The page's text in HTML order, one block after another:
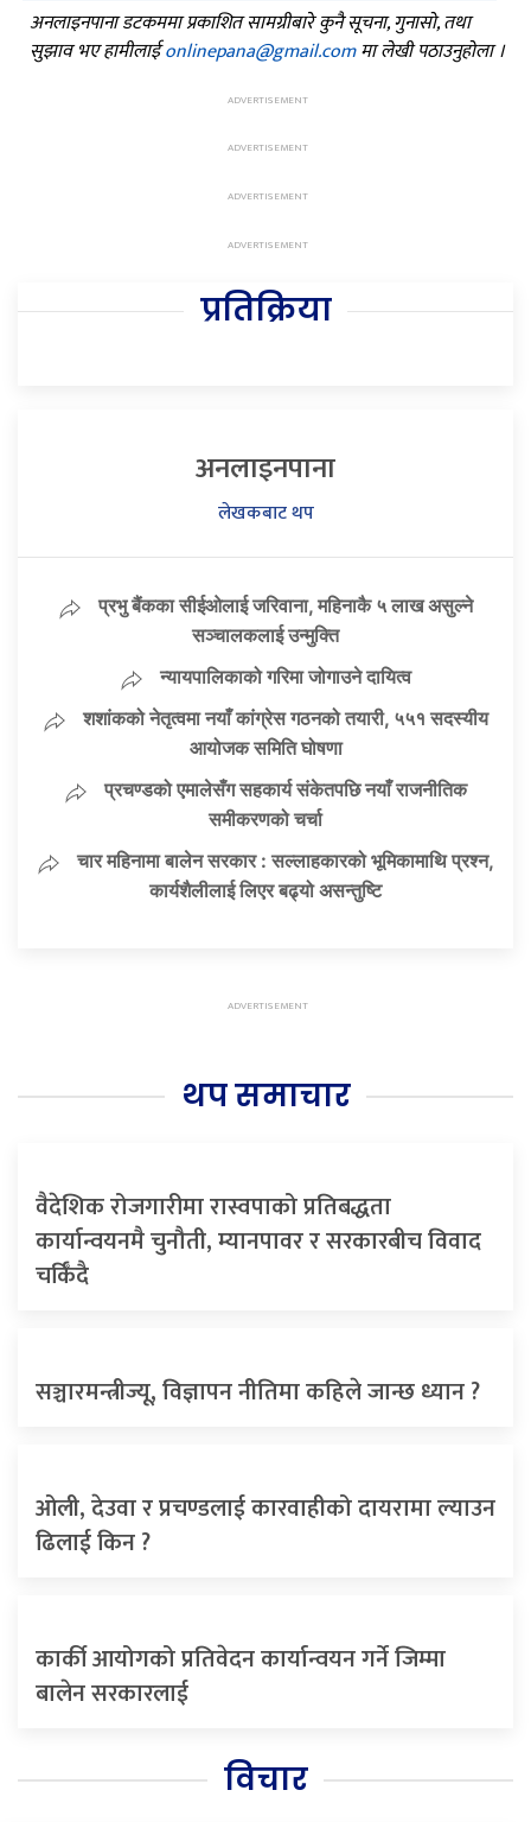
अनलाइनपाना डटकममा प्रकाशित सामग्रीबारे कुनै सूचना, गुनासो, तथा
सुझाव भए हामीलाईonlinepana@gmail.comमा लेखी पठाउनुहोला ।
प्रतिक्रिया
अनलाइनपाना
लेखकबाट थप
प्रभु बैंकका सीईओलाई जरिवाना, महिनाकै ५ लाख असुल्ने
सञ्चालकलाई उन्मुक्ति
न्यायपालिकाको गरिमा जोगाउने दायित्व
शशांकको नेतृत्वमा नयाँ कांग्रेस गठनको तयारी, ५५१ सदस्यीय
आयोजक समिति घोषणा
प्रचण्डको एमालेसँग सहकार्य संकेतपछि नयाँ राजनीतिक
समीकरणको चर्चा
चार महिनामा बालेन सरकार : सल्लाहकारको भूमिकामाथि प्रश्न,
कार्यशैलीलाई लिएर बढ्यो असन्तुष्टि
थप समाचार
वैदेशिक रोजगारीमा रास्वपाको प्रतिबद्धता
कार्यान्वयनमै चुनौती, म्यानपावर र सरकारबीच विवाद
चर्किँदै
सञ्चारमन्त्रीज्यू, विज्ञापन नीतिमा कहिले जान्छ ध्यान ?
ओली, देउवा र प्रचण्डलाई कारवाहीको दायरामा ल्याउन
ढिलाई किन ?
कार्की आयोगको प्रतिवेदन कार्यान्वयन गर्ने जिम्मा
बालेन सरकारलाई
विचार